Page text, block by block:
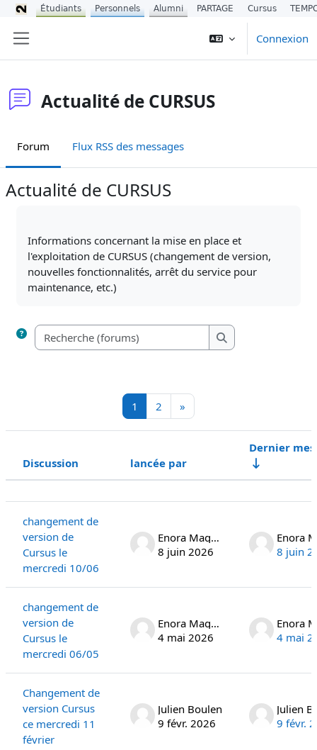
Connexion
Actualité de CURSUS
Forum Flux RSS des messages
Actualité de CURSUS
Informations concernant la mise en place et
l'exploitation de CURSUS (changement de version,
nouvelles fonctionnalités, arrêt du service pour
maintenance, etc.)
Recherche (forums)
Recherche (forums)
1 Page 1
2 Page 2
»
Statut
Discussion lancée par
Dernier
changement de
version de
Cursus le
mercredi 10/06
Enora Maguet
8 juin 2026
8 juin
changement de
version de
Cursus le
mercredi 06/05
Enora Maguet
4 mai 2026
4 mai
Changement de
version Cursus
ce mercredi 11
février
Julien Boulen
9 févr. 2026
Julien
9 févr.
Étudiants Personnels Alumni PARTAGE Cursus